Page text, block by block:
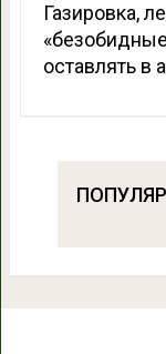
Газировка,
оставлять в